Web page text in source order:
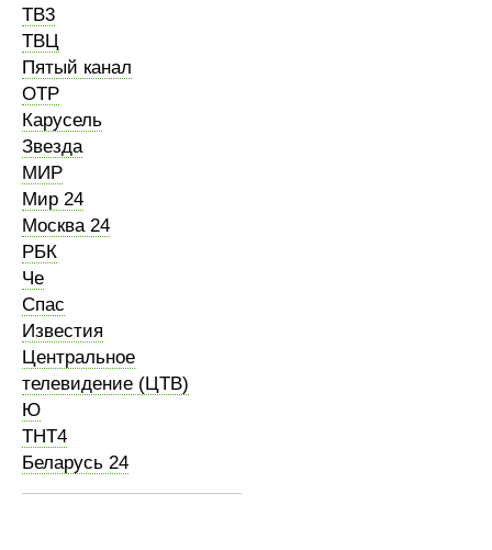
ТВ3
ТВЦ
Пятый канал
ОТР
Карусель
Звезда
МИР
Мир 24
Москва 24
РБК
Че
Спас
Известия
Центральное
телевидение (ЦТВ)
Ю
ТНТ4
Беларусь 24